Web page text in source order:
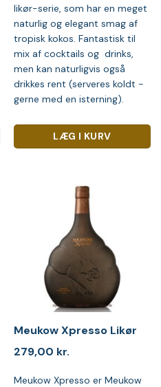
likør-serie, som har en meget
naturlig og elegant smag af
tropisk kokos. Fantastisk til
mix af cocktails og drinks,
men kan naturligvis også
drikkes rent (serveres koldt -
gerne med en isterning).
LÆG I KURV
Meukow Xpresso Likør
279,00 kr.
Meukow Xpresso er Meukow